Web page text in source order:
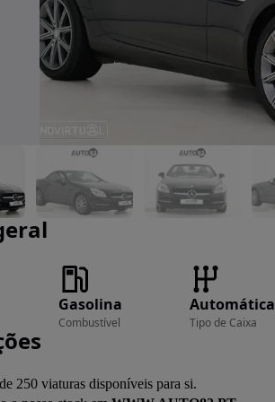
Gasolina
Combustível
Automática
Tipo de Caixa
250 viaturas disponíveis para si.